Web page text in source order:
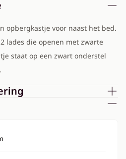
opbergkastje voor naast het bed.
lades die openen met zwarte
staat op een zwart onderstel